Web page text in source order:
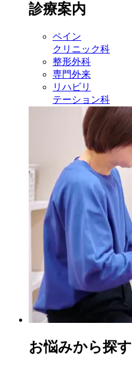
診療案内
ペイン
クリニック科
整形外科
専門外来
リハビリ
テーション科
お悩みから探す